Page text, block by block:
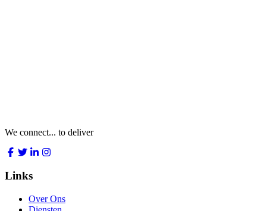
We connect... to deliver
Links
Over Ons